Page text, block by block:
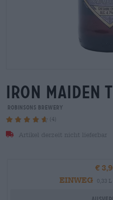
iron maiden
Robinsons Brewery
(4)
Artikel derzeit nicht lieferbar
€
EINWEG
0,33